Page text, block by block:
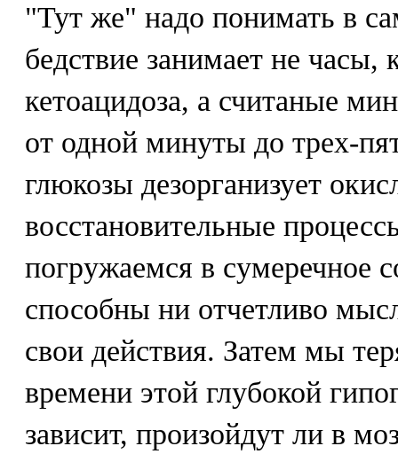
"Тут же" надо понимать в
бедствие занимает не часы,
кетоацидоза, а считаные
от одной минуты до трех-
глюкозы дезорганизует
восстановительные
погружаемся в сумеречное
способны ни отчетливо
свои действия. Затем мы
времени этой глубокой
зависит, произойдут ли в